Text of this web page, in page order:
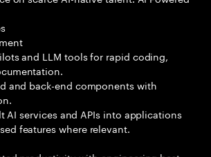
and LLM tools for rapid coding,
and back-end components with
AI services and APIs into applications
features where relevant.